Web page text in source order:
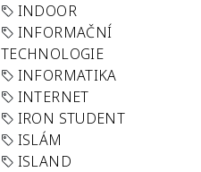
INDOOR
INFORMAČNÍ
TECHNOLOGIE
INFORMATIKA
INTERNET
IRON STUDENT
ISLÁM
ISLAND